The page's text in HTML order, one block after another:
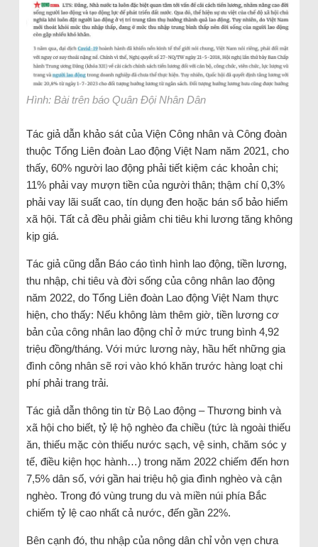
Hình: Bài trên báo Quân Đội Nhân Dân
Tác giả dẫn khảo sát của Viện Công nhân và Công đoàn
thuộc Tổng Liên đoàn Lao động Việt Nam năm 2021, cho
thấy, 60% người lao động phải tiết kiệm các khoản chi;
11% phải vay mượn tiền của người thân; thậm chí 0,3%
phải vay lãi suất cao, tín dụng đen hoặc bán sổ bảo hiểm
xã hội. Tất cả đều phải giảm chi tiêu khi lương tăng không
kịp giá.
Tác giả cũng dẫn Báo cáo tình hình lao động, tiền lương,
thu nhập, chi tiêu và đời sống của công nhân lao động
năm 2022, do Tổng Liên đoàn Lao động Việt Nam thực
hiện, cho thấy: Nếu không làm thêm giờ, tiền lương cơ
bản của công nhân lao động chỉ ở mức trung bình 4,92
triệu đồng/tháng. Với mức lương này, hầu hết những gia
đình công nhân sẽ rơi vào khó khăn trước hàng loạt chi
phí phải trang trải.
Tác giả dẫn thông tin từ Bộ Lao động – Thương binh và
xã hội cho biết, tỷ lệ hộ nghèo đa chiều (tức là ngoài thiếu
ăn, thiếu mặc còn thiếu nước sạch, vệ sinh, chăm sóc y
tế, điều kiện học hành…) trong năm 2022 chiếm đến hơn
7,5% dân số, với gần hai triệu hộ gia đình nghèo và cận
nghèo. Trong đó vùng trung du và miền núi phía Bắc
chiếm tỷ lệ cao nhất cả nước, đến gần 22%.
Bên cạnh đó, thu nhập của nông dân chỉ vỏn vẹn chưa